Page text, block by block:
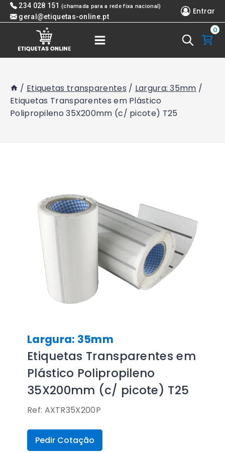
Skip 234 028 151 (chamada para a rede fixa nacional)
geral@etiquetas-online.pt
Entrar
0
/ Etiquetas transparentes / Largura: 35mm /
Etiquetas Transparentes em Plástico
Polipropileno 35X200mm (c/ picote) T25
Largura: 35mm
Etiquetas Transparentes em
Plástico Polipropileno
35X200mm (c/ picote) T25
Ref: AXTR35X200P
Pedir Cotação